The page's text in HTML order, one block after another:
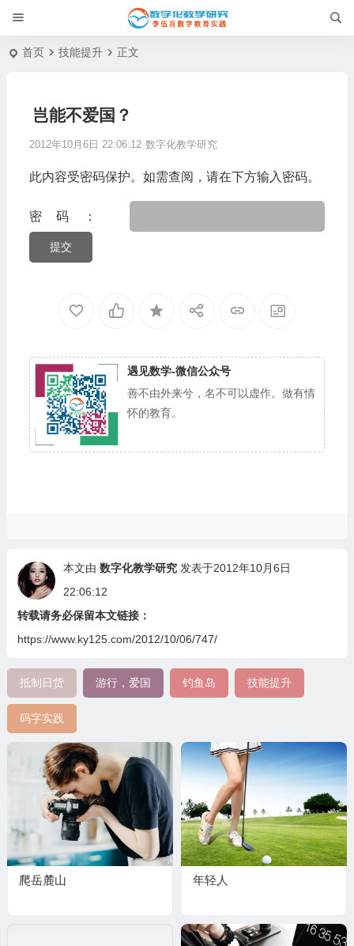
首页 技能提升 正文
岂能不爱国？
2012年10月6日 22:06:12 数字化教学研究
此内容受密码保护。如需查阅，请在下方输入密码。
密码：
遇见数学-微信公众号
善不由外来兮，名不可以虚作。做有情
怀的教育。
本文由 数字化教学研究 发表于2012年10月6日
22:06:12
转载请务必保留本文链接：
https://www.ky125.com/2012/10/06/747/
抵制日货 游行，爱国 钓鱼岛 技能提升
码字实践
爬岳麓山 年轻人